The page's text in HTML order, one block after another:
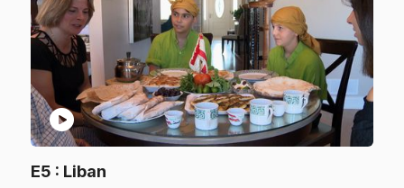
play_circle
E5 : Liban